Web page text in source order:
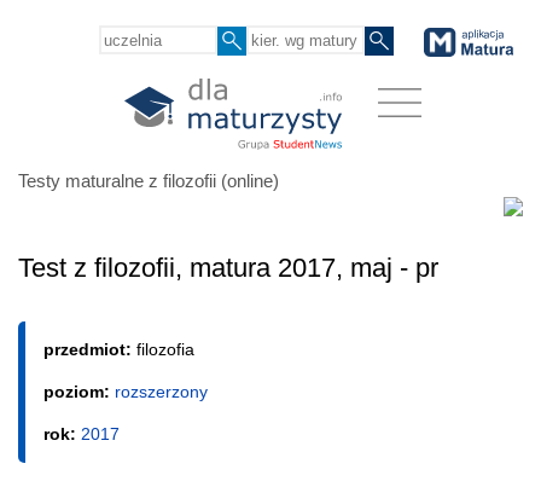
Testy maturalne z filozofii (online)
Test z filozofii, matura 2017, maj - pr
przedmiot: filozofia
poziom: rozszerzony
rok: 2017